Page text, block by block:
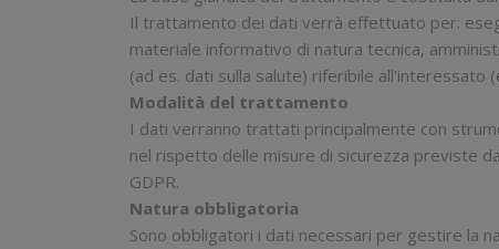
Il trattamento dei dati verrà effettuato per:
materiale informativo di natura tecnica,
(ad es. dati sulla salute) riferibile all'interessato
Modalità del trattamento
I dati verranno trattati principalmente con
nel rispetto delle misure di sicurezza previste
GDPR.
Natura obbligatoria
Sono obbligatori i dati necessari per gestire la